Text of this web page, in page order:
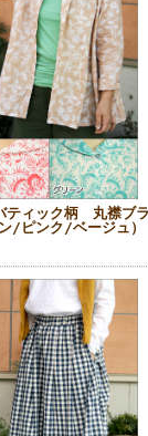
ティック柄 丸襟ブ
/ピンク/ベージュ）